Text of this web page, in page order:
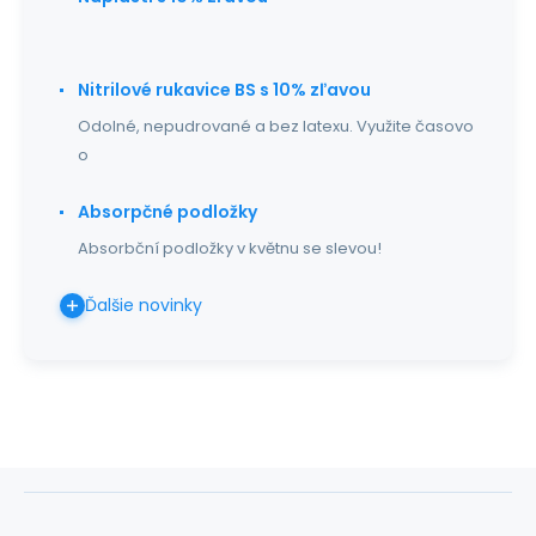
Nitrilové rukavice BS s 10% zľavou
Odolné, nepudrované a bez latexu. Využite časovo
o
Absorpčné podložky
Absorbční podložky v květnu se slevou!
Ďalšie novinky